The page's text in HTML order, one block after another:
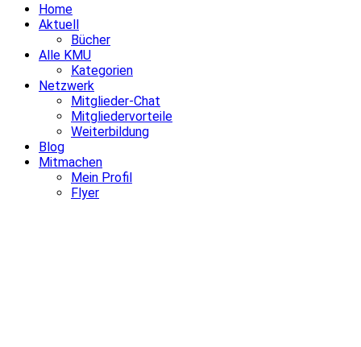
Home
Aktuell
Bücher
Alle KMU
Kategorien
Netzwerk
Mitglieder-Chat
Mitgliedervorteile
Weiterbildung
Blog
Mitmachen
Mein Profil
Flyer